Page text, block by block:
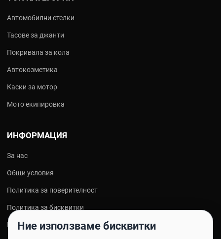
Автомобилни стелки
Тасове за джанти
Покривала за кола
Автокозметика
Каски за мотор
Мото екипировка
ИНФОРМАЦИЯ
За нас
Общи условия
Политика за поверителност
Политика за бисквитки
Контакти
Ние използваме бисквитки